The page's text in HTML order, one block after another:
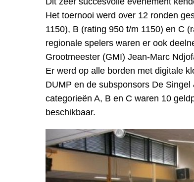
Het toernooi werd over 12 ronden
1150), B (rating 950 t/m 1150) en C
regionale spelers waren er ook
Grootmeester (GMI) Jean-Marc
Er werd op alle borden met digitale
DUMP en de subsponsors De
categorieën A, B en C waren 10
beschikbaar.